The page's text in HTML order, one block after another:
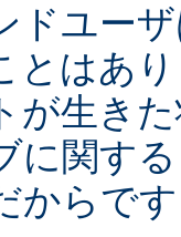
ドユー
とはあ
が生き
に関す
からで